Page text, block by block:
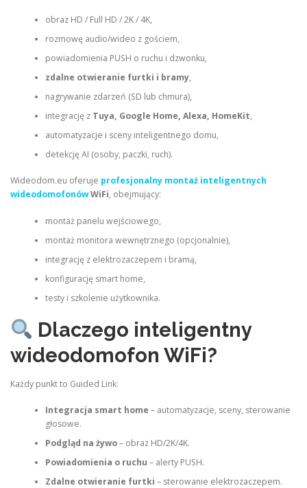
obraz HD / Full HD / 2K / 4K,
rozmowę audio/wideo z gościem,
powiadomienia PUSH o ruchu i dzwonku,
zdalne otwieranie furtki i bramy,
nagrywanie zdarzeń (SD lub chmura),
integrację z Tuya, Google Home, Alexa, HomeKit,
automatyzacje i sceny inteligentnego domu,
detekcję AI (osoby, paczki, ruch).
Wideodom.eu oferuje profesjonalny montaż inteligentnych
wideodomofonówWiFi, obejmujący:
montaż panelu wejściowego,
montaż monitora wewnętrznego (opcjonalnie),
integrację z elektrozaczepem i bramą,
konfigurację smart home,
testy i szkolenie użytkownika.
Dlaczego inteligentny
wideodomofon WiFi?
Każdy punkt to Guided Link:
Integracja smart home – automatyzacje, sceny, sterowanie
głosowe.
Podgląd na żywo– obraz HD/2K/4K.
Powiadomienia o ruchu – alerty PUSH.
Zdalne otwieranie furtki – sterowanie elektrozaczepem.